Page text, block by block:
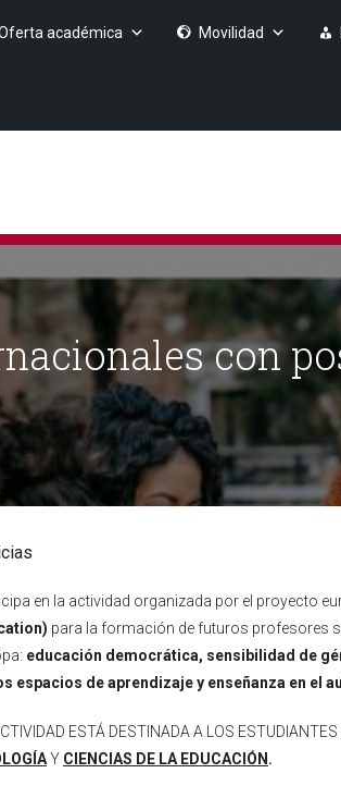
académica Movilidad
con
en la actividad organizada por el proyecto
para la formación de futuros profesores
educación democrática, sensibilidad de
espacios de aprendizaje y enseñanza en el
ESTÁ DESTINADA A LOS ESTUDIANTES
Y CIENCIAS DE LA EDUCACIÓN .